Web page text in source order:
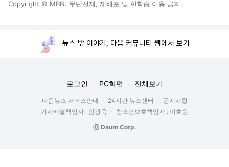
Copyright © MBN. 무단전재, 재배포 및 AI학습 이용 금지.
뉴스 밖 이야기, 다음 커뮤니티 웹에서 보기
로그인 PC화면 전체보기
다음뉴스 서비스안내 24시간 뉴스센터
공지사항
기사배열책임자 : 임광욱
청소년보호책임자 : 이호원
ⓒ Daum Corp.